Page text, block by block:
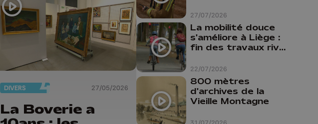
DIVERS 27/05/2026
La Boverie a
27/07/2026
province de Liège :
"Un citoyen qui
n'est formé ne
peut pas nous
aider"
22/07/2026
La mobilité douce
s'améliore à Liège :
fin des travaux rive
cyclo-piétonnes
Avroy et
Guillemins...
800 mètres
d'archives de la
Vieille Montagne